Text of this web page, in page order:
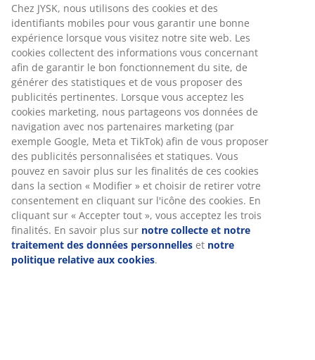
Chez JYSK, nous utilisons des cookies et des
identifiants mobiles pour vous garantir une bonne
expérience lorsque vous visitez notre site web. Les
cookies collectent des informations vous concernant
afin de garantir le bon fonctionnement du site, de
générer des statistiques et de vous proposer des
publicités pertinentes. Lorsque vous acceptez les
cookies marketing, nous partageons vos données de
navigation avec nos partenaires marketing (par
exemple Google, Meta et TikTok) afin de vous proposer
des publicités personnalisées et statiques. Vous
pouvez en savoir plus sur les finalités de ces cookies
dans la section « Modifier » et choisir de retirer votre
consentement en cliquant sur l'icône des cookies. En
cliquant sur « Accepter tout », vous acceptez les trois
finalités. En savoir plus sur notre collecte et notre
traitement des données personnelles et notre
politique relative aux cookies.